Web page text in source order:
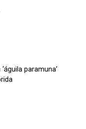
paramuna’